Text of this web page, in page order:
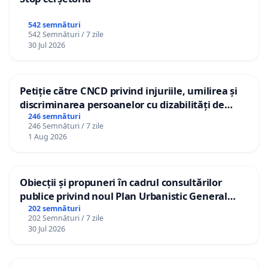
Un profesor universitar, respectiv un cadru didactic,
trebuie să-și poată păstra gradul, indiferent unde
De ce un cadru didactic, profesor universitar la
Facultatea de Stiintele Educatiei si Psihologie,
specializat in "Bazele psihologiei" nu poate fi
Educatiei si Psihologie, daca exista post vacant?
Pana in anul 2010, conferentiarii universitari si
profesorii universitari au primit gradul didactic prin
542 semnături
542 Semnături / 7 zile
30 Jul 2026
Petiție către CNCD privind injuriile, umilirea și
discriminarea persoanelor cu dizabilități de
către utilizatorul TikTok „Gorici”
246 semnături
246 Semnături / 7 zile
1 Aug 2026
Obiecții și propuneri în cadrul consultărilor
publice privind noul Plan Urbanistic General
(PUG) Ialoveni
202 semnături
202 Semnături / 7 zile
30 Jul 2026